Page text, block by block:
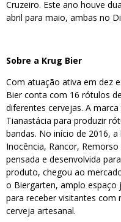
Cruzeiro. Este ano houve
abril para maio, ambas no
Sobre a Krug Bier
Com atuação ativa em dez
Bier conta com 16 rótulos
diferentes cervejas. A
Tianastácia para produzir
bandas. No início de 2016, a
Inocência, Rancor,
pensada e desenvolvida
produto, chegou ao
o Biergarten, amplo espaço
para receber visitantes com
cerveja artesanal.